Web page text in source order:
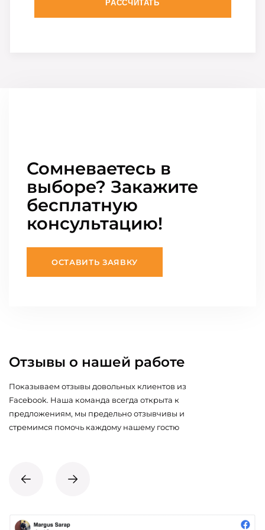
РАССЧИТАТЬ
Сомневаетесь в
выборе? Закажите
бесплатную
консультацию!
ОСТАВИТЬ ЗАЯВКУ
Отзывы о нашей работе
Показываем отзывы довольных клиентов из
Facebook. Наша команда всегда открыта к
предложениям, мы предельно отзывчивы и
стремимся помочь каждому нашему гостю